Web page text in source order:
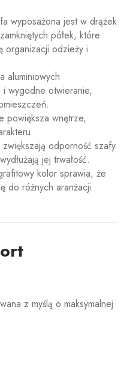
wyposażona jest w drążek
półek, które
organizacji odzieży i
aluminiowych
i wygodne otwieranie,
powiększa wnętrze,
odporność szafy
jej trwałość.
kolor sprawia, że
do różnych aranżacji
z myślą o maksymalnej